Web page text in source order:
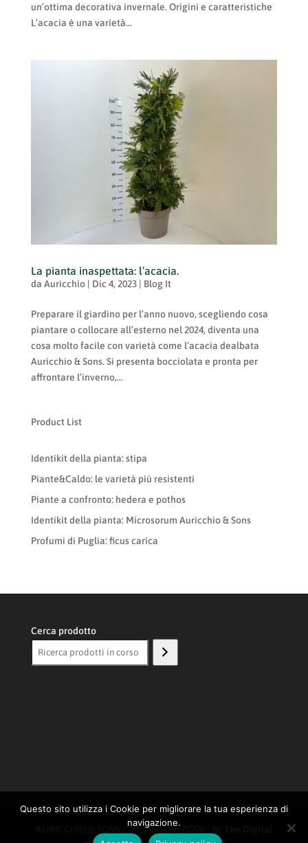
un’ottima decorativa invernale. Origini e caratteristiche
L’acacia è una varietà...
La pianta inaspettata: l’acacia.
da Auricchio| Dic 4, 2023| Blog It
Preparare il giardino per l’anno nuovo, scegliendo cosa
piantare o collocare all’esterno nel 2024, diventa una
cosa molto facile con varietà come l’acacia dealbata
Auricchio & Sons. Si presenta bocciolata e pronta per
affrontare l’inverno,...
Product List
Identikit della pianta: stipa
Piante&Caldo: le varietà più resistenti
Piante a confronto: hedera e pothos
Identikit della pianta: Microsorum Auricchio & Sons
Profumi di Puglia: ficus carica
Cerca prodotto
AURICCHIO & SONS © - P.I.: 08329970720 | By
Questo sito utilizza i Cookie per migliorare la tua esperienza di
navigazione.